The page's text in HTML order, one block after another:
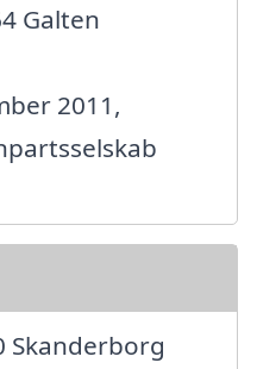
Galten
2011,
Skanderborg